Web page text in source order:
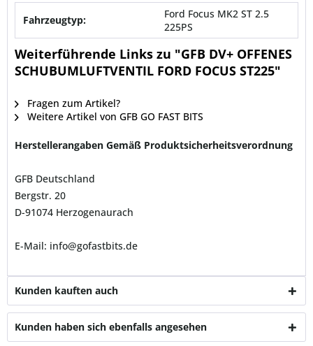
Fahrzeugtyp:
Ford Focus MK2 ST 2.5
225PS
Weiterführende Links zu "GFB DV+ OFFENES
SCHUBUMLUFTVENTIL FORD FOCUS ST225"
Fragen zum Artikel?
Weitere Artikel von GFB GO FAST BITS
Herstellerangaben Gemäß Produktsicherheitsverordnung
GFB Deutschland
Bergstr. 20
D-91074 Herzogenaurach
E-Mail: info@gofastbits.de
Kunden kauften auch
Kunden haben sich ebenfalls angesehen